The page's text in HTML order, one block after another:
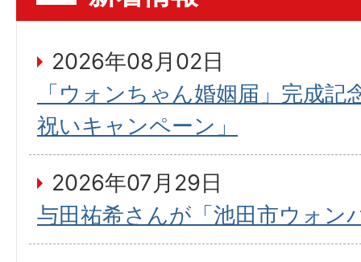
2026年08月02日
「ウォンちゃん婚姻届」完成
祝いキャンペーン」
2026年07月29日
与田祐希さんが「池田市ウォン